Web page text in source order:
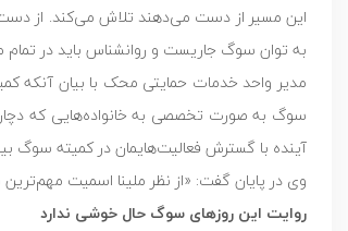
این مسیر از دست می‌دهند تلاش می‌کند. از دست
به توان سوگ جاریست و روانشناس باید در تمام
مدیر واحد خدمات حمایتی محک با بیان آنکه
سوگ به صورت تخصصی به خانواده‌هایی که دچار
آینده با گسترش فعالیت‌هایمان در کمیته سوگ
وی در پایان گفت: «از نظر ملینا اسمیت
روایت این روزهای سوگ حال خوشی ندارد